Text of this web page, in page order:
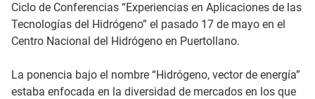
Ciclo de Conferencias “Experiencias en Aplicaciones de las
Tecnologías del Hidrógeno” el pasado 17 de mayo en el
Centro Nacional del Hidrógeno en Puertollano.
La ponencia bajo el nombre “Hidrógeno, vector de energía”
estaba enfocada en la diversidad de mercados en los que